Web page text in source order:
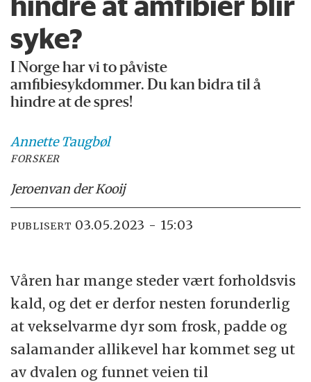
syke?
I Norge har vi to påviste
amfibiesykdommer. Du kan bidra til å
hindre at de spres!
Annette Taugbøl
FORSKER
Jeroenvan der Kooij
PUBLISERT 03.05.2023 - 15:03
Våren har mange steder vært forholdsvis
kald, og det er derfor nesten forunderlig
at vekselvarme dyr som frosk, padde og
salamander allikevel har kommet seg ut
av dvalen og funnet veien til